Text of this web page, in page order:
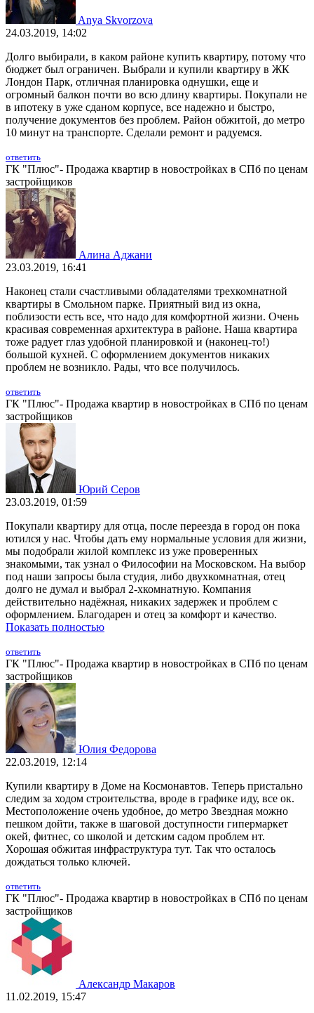
Anya Skvorzova
24.03.2019, 14:02
Долго выбирали, в каком районе купить квартиру, потому что
бюджет был ограничен. Выбрали и купили квартиру в ЖК
Лондон Парк, отличная планировка однушки, еще и
огромный балкон почти во всю длину квартиры. Покупали не
в ипотеку в уже сданом корпусе, все надежно и быстро,
получение документов без проблем. Район обжитой, до метро
10 минут на транспорте. Сделали ремонт и радуемся.
ответить
ГК "Плюс"- Продажа квартир в новостройках в СПб по ценам
застройщиков
Алина Аджани
23.03.2019, 16:41
Наконец стали счастливыми обладателями трехкомнатной
квартиры в Смольном парке. Приятный вид из окна,
поблизости есть все, что надо для комфортной жизни. Очень
красивая современная архитектура в районе. Наша квартира
тоже радует глаз удобной планировкой и (наконец-то!)
большой кухней. С оформлением документов никаких
проблем не возникло. Рады, что все получилось.
ответить
ГК "Плюс"- Продажа квартир в новостройках в СПб по ценам
застройщиков
Юрий Серов
23.03.2019, 01:59
Покупали квартиру для отца, после переезда в город он пока
ютился у нас. Чтобы дать ему нормальные условия для жизни,
мы подобрали жилой комплекс из уже проверенных
знакомыми, так узнал о Философии на Московском. На выбор
под наши запросы была студия, либо двухкомнатная, отец
долго не думал и выбрал 2-хкомнатную. Компания
действительно надёжная, никаких задержек и проблем с
оформлением. Благодарен и отец за комфорт и качество.
Показать полностью
ответить
ГК "Плюс"- Продажа квартир в новостройках в СПб по ценам
застройщиков
Юлия Федорова
22.03.2019, 12:14
Купили квартиру в Доме на Космонавтов. Теперь пристально
следим за ходом строительства, вроде в графике иду, все ок.
Местоположение очень удобное, до метро Звездная можно
пешком дойти, также в шаговой доступности гипермаркет
окей, фитнес, со школой и детским садом проблем нт.
Хорошая обжитая инфраструктура тут. Так что осталось
дождаться только ключей.
ответить
ГК "Плюс"- Продажа квартир в новостройках в СПб по ценам
застройщиков
Александр Макаров
11.02.2019, 15:47